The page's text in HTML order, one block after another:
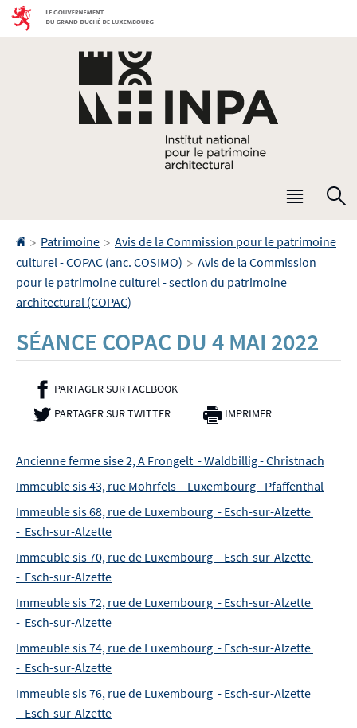
Aller
Aller
Menu
Accueil
> Patrimoine > Avis de la Commission pour le patrimoine
culturel - COPAC (anc. COSIMO) > Avis de la Commission
pour le patrimoine culturel - section du patrimoine
architectural (COPAC)
SÉANCE COPAC DU 4 MAI 2022
PARTAGER SUR FACEBOOK- NOUVELLE FENÊTRE
PARTAGER SUR TWITTER- NOUVELLE FENÊTRE
IMPRIMER
Ancienne ferme sise 2, A Frongelt - Waldbillig - Christnach
Immeuble sis 43, rue Mohrfels - Luxembourg - Pfaffenthal
Immeuble sis 68, rue de Luxembourg - Esch-sur-Alzette
- Esch-sur-Alzette
Immeuble sis 70, rue de Luxembourg - Esch-sur-Alzette
- Esch-sur-Alzette
Immeuble sis 72, rue de Luxembourg - Esch-sur-Alzette
- Esch-sur-Alzette
Immeuble sis 74, rue de Luxembourg - Esch-sur-Alzette
- Esch-sur-Alzette
Immeuble sis 76, rue de Luxembourg - Esch-sur-Alzette
- Esch-sur-Alzette